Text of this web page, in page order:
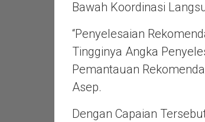
Bawah Koordinasi
“Penyelesaian
Tingginya Angka
Pemantauan
Asep.
Dengan Capaian